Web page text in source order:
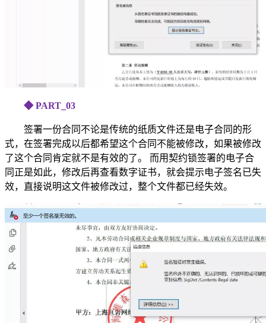
◆ PART_03
签署一份合同不论是传统的纸质文件还是电子合同的形
式，在签署完成以后都希望这个合同不能被修改，如果被修改
了这个合同肯定就不是有效的了。 而用契约锁签署的电子合
同正是如此，修改后再查看数字证书，就会提示电子签名已失
效，直接说明这文件被修改过，整个文件都已经失效。